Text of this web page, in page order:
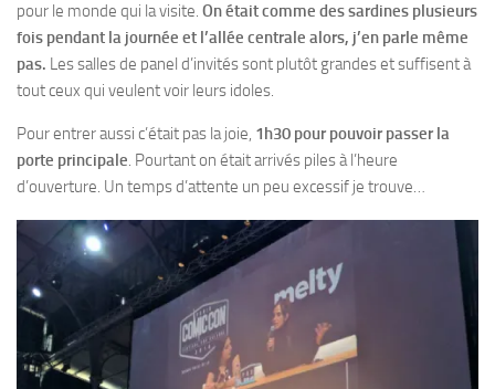
pour le monde qui la visite. On était comme des sardines plusieurs
fois pendant la journée et l’allée centrale alors, j’en parle même
pas. Les salles de panel d’invités sont plutôt grandes et suffisent à
tout ceux qui veulent voir leurs idoles.
Pour entrer aussi c’était pas la joie, 1h30 pour pouvoir passer la
porte principale. Pourtant on était arrivés piles à l’heure
d’ouverture. Un temps d’attente un peu excessif je trouve…